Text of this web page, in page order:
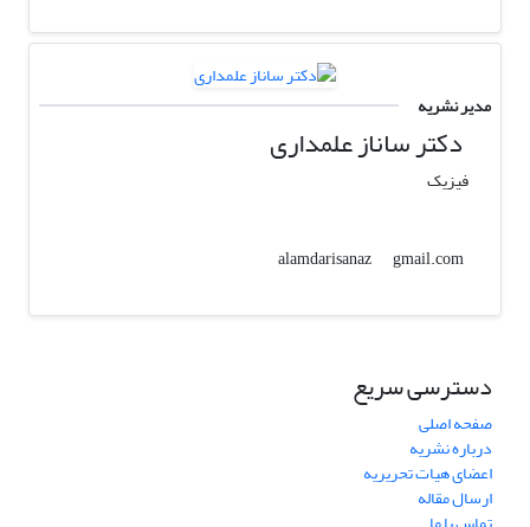
مدیر نشریه
دکتر ساناز علمداری
فیزیک
alamdarisanaz
gmail.com
دسترسی سریع
صفحه اصلی
درباره نشریه
اعضای هیات تحریریه
ارسال مقاله